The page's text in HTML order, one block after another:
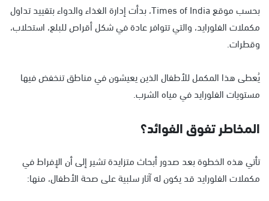
بحسب موقع Times of India، بدأت إدارة الغذاء والدواء بتقييد تداول
مكملات الفلورايد، والتي تتوافر عادة في شكل أقراص للبلع، استحلاب،
وقطرات.
يُعطى هذا المكمل للأطفال الذين يعيشون في مناطق تنخفض فيها
مستويات الفلورايد في مياه الشرب.
المخاطر تفوق الفوائد؟
تأتي هذه الخطوة بعد صدور أبحاث متزايدة تشير إلى أن الإفراط في
مكملات الفلورايد قد يكون له آثار سلبية على صحة الأطفال، منها: